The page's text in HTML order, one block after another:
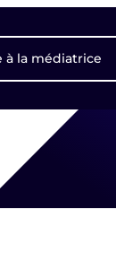
à la médiatrice